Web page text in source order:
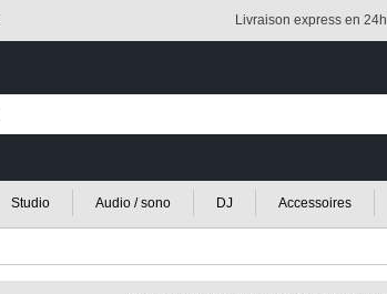
Livraison express en 24h
Studio Audio / sono DJ Accessoires